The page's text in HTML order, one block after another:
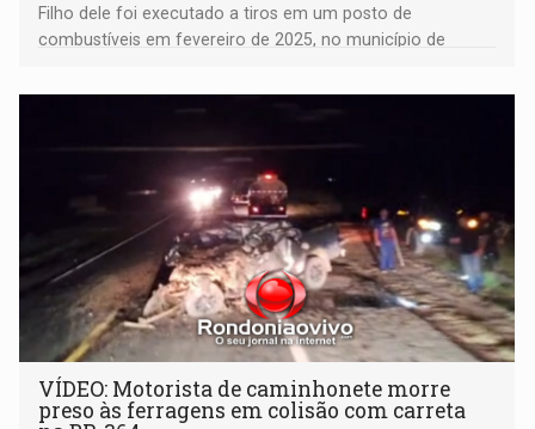
Filho dele foi executado a tiros em um posto de
combustíveis em fevereiro de 2025, no município de
VÍDEO: Motorista de caminhonete morre
preso às ferragens em colisão com carreta